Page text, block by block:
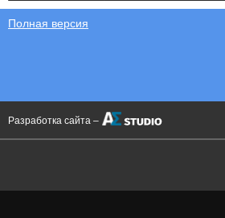
Полная версия
Разработка сайта –